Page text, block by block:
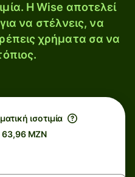
Η Wise αποτελεί
να στέλνεις, να
χρήματα σα να
ισοτιμία
63,96 MZN